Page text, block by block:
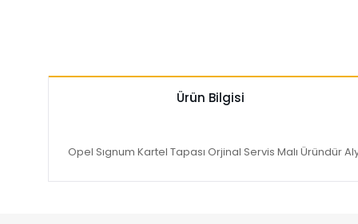
Ürün Bilgisi
Opel Sıgnum Kartel Tapası Orjinal Servis Malı Üründür